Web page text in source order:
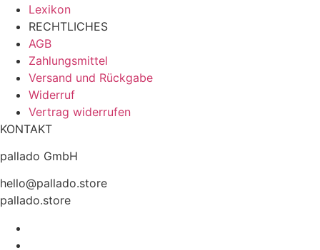
Lexikon
RECHTLICHES
AGB
Zahlungsmittel
Versand und Rückgabe
Widerruf
Vertrag widerrufen
KONTAKT
pallado GmbH
hello@pallado.store
pallado.store